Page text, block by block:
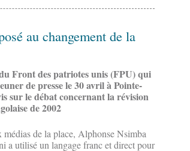
au changement de la
Front des patriotes unis (FPU) qui
de presse le 30 avril à Pointe-
sur le débat concernant la révision
de 2002
médias de la place, Alphonse Nsimba
a utilisé un langage franc et direct pour